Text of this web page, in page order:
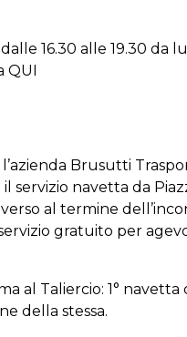
16.30 alle 19.30 da
QUI
Brusutti
servizio navetta da
al termine
gratuito per
al Taliercio: 1° navetta
della stessa.